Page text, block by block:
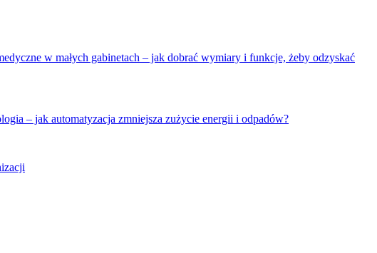
w małych gabinetach – jak dobrać wymiary i funkcje, żeby odzyskać
– jak automatyzacja zmniejsza zużycie energii i odpadów?